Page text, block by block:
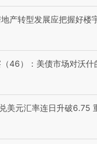
产转型发展应把握好楼
46）：美债市场对沃什
美元汇率连日升破6.75